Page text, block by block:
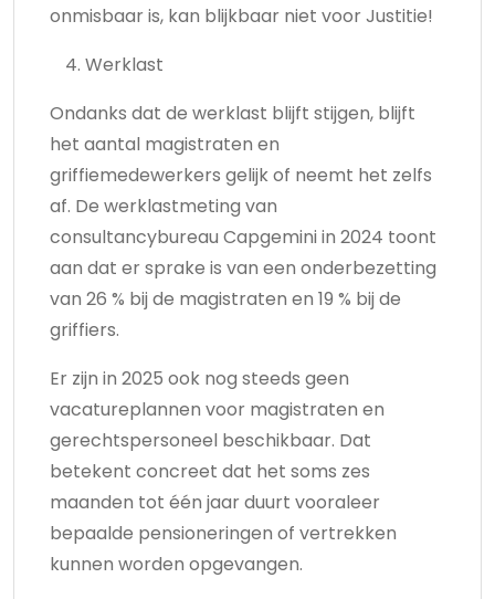
onmisbaar is, kan blijkbaar niet voor Justitie!
Werklast
Ondanks dat de werklast blijft stijgen, blijft
het aantal magistraten en
griffiemedewerkers gelijk of neemt het zelfs
af. De werklastmeting van
consultancybureau Capgemini in 2024 toont
aan dat er sprake is van een onderbezetting
van 26 % bij de magistraten en 19 % bij de
griffiers.
Er zijn in 2025 ook nog steeds geen
vacatureplannen voor magistraten en
gerechtspersoneel beschikbaar. Dat
betekent concreet dat het soms zes
maanden tot één jaar duurt vooraleer
bepaalde pensioneringen of vertrekken
kunnen worden opgevangen.